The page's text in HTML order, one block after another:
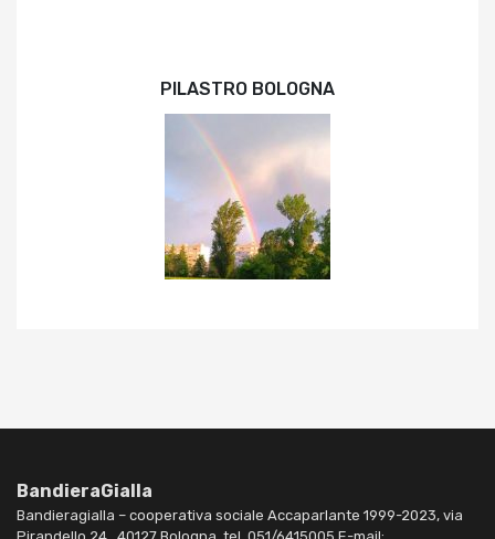
PILASTRO BOLOGNA
BandieraGialla
Bandieragialla – cooperativa sociale Accaparlante 1999-2023, via